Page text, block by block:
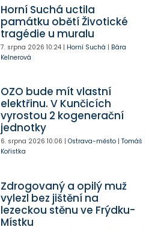
Horní Suchá uctila
památku obětí Životické
tragédie u muralu
7. srpna 2026 10:24| Horní Suchá | Bára
Kelnerová
OZO bude mít vlastní
elektřinu. V Kunčicích
vyrostou 2 kogenerační
jednotky
6. srpna 2026 10:06 | Ostrava-město| Tomáš
Kořistka
Zdrogovaný a opilý muž
vylezl bez jištění na
lezeckou stěnu ve Frýdku-
Místku